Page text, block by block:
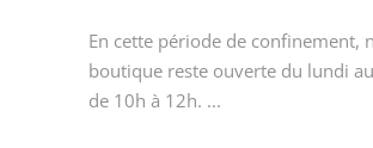
En cette période de confinement,
boutique reste ouverte du lundi
de 10h à 12h.